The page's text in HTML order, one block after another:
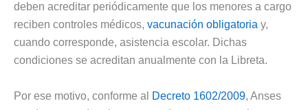
deben acreditar periódicamente que los menores a cargo
reciben controles médicos, vacunación obligatoria y,
cuando corresponde, asistencia escolar. Dichas
condiciones se acreditan anualmente con la Libreta.
Por ese motivo, conforme al Decreto 1602/2009, Anses